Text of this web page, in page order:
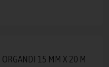
ORGANDI 15 MM X 20 M